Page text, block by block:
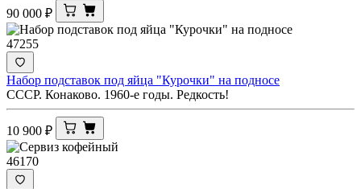
90 000 ₽
47255
Набор подставок под яйца "Курочки" на подносе
СССР. Конаково. 1960-е годы. Редкость!
10 900 ₽
46170